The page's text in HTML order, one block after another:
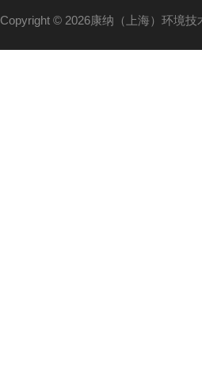
Copyright © 2026康纳（上海）环境